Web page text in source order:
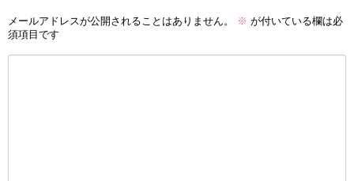
メールアドレスが公開されることはありません。 ※ が付いている欄は必
須項目です